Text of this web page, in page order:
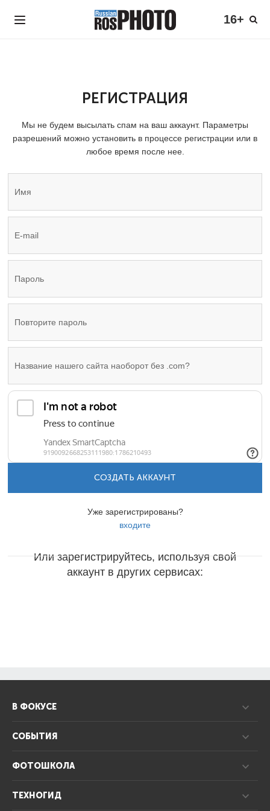
16+
РЕГИСТРАЦИЯ
Мы не будем высылать спам на ваш аккаунт. Параметры
разрешений можно установить в процессе регистрации или в
любое время после нее.
СОЗДАТЬ АККАУНТ
Уже зарегистрированы?
входите
Или зарегистрируйтесь, используя свой
аккаунт в других сервисах:
В ФОКУСЕ
СОБЫТИЯ
ФОТОШКОЛА
ТЕХНОГИД